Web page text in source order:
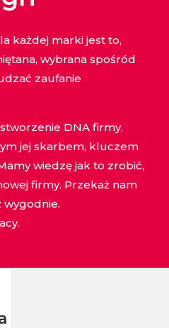
każdej marki jest to,
wybrana spośród
zaufanie
DNA firmy,
jej skarbem, kluczem
wiedzę jak to zrobić,
firmy. Przekaż nam
wygodnie.